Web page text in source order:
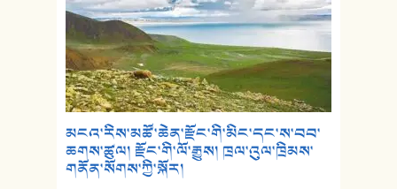
མངའ་རིས་མཚོ་ཆེན་རྫོང་གི་མིང་དང་ས་བབ་
ཆགས་ཚུལ། རྫོང་གི་ལོ་རྒྱུས། ཁྲལ་འུལ་ཁྲིམས་
གནོན་སོགས་ཀྱི་སྐོར།